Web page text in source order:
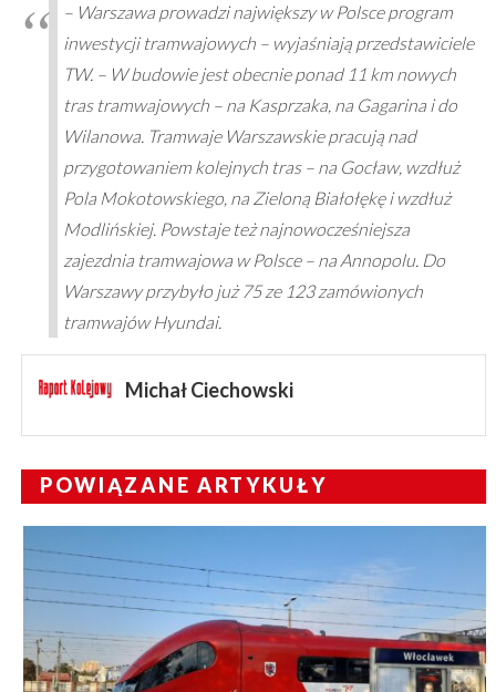
– Warszawa prowadzi największy w Polsce program
inwestycji tramwajowych – wyjaśniają przedstawiciele
TW. – W budowie jest obecnie ponad 11 km nowych
tras tramwajowych – na Kasprzaka, na Gagarina i do
Wilanowa. Tramwaje Warszawskie pracują nad
przygotowaniem kolejnych tras – na Gocław, wzdłuż
Pola Mokotowskiego, na Zieloną Białołękę i wzdłuż
Modlińskiej. Powstaje też najnowocześniejsza
zajezdnia tramwajowa w Polsce – na Annopolu. Do
Warszawy przybyło już 75 ze 123 zamówionych
tramwajów Hyundai.
Michał Ciechowski
POWIĄZANE ARTYKUŁY